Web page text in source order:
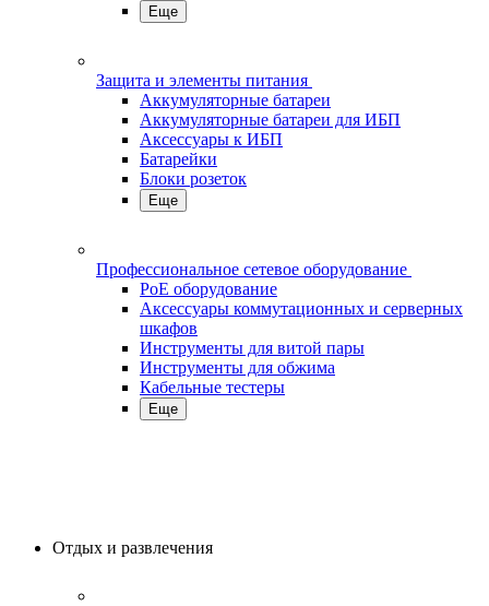
Еще
Защита и элементы питания
Аккумуляторные батареи
Аккумуляторные батареи для ИБП
Аксессуары к ИБП
Батарейки
Блоки розеток
Еще
Профессиональное сетевое оборудование
PoE оборудование
Аксессуары коммутационных и серверных
шкафов
Инструменты для витой пары
Инструменты для обжима
Кабельные тестеры
Еще
Отдых и развлечения